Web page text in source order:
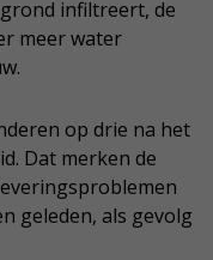
infiltreert, de
meer water
op drie na het
Dat merken de
geleden, als gevolg